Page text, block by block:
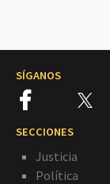
SÍGANOS
SECCIONES
Justicia
Política